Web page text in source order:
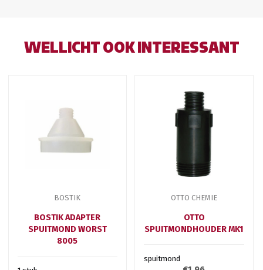
WELLICHT OOK INTERESSANT
BOSTIK
BOSTIK ADAPTER
SPUITMOND WORST
8005
OTTO CHEMIE
OTTO
SPUITMONDHOUDER MK1
spuitmond